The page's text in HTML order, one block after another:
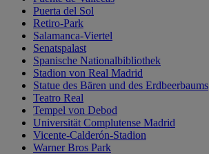
Puerta del Sol
Retiro-Park
Salamanca-Viertel
Senatspalast
Spanische Nationalbibliothek
Stadion von Real Madrid
Statue des Bären und des Erdbeerbaums
Teatro Real
Tempel von Debod
Universität Complutense Madrid
Vicente-Calderón-Stadion
Warner Bros Park